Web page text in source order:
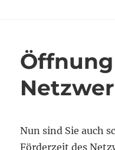
Öffnung
Nun sind Sie auch
Förderzeit des